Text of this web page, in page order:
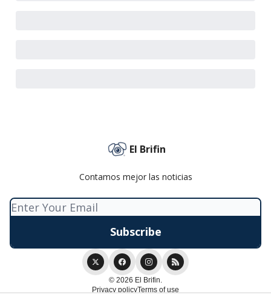
El Brifin
Contamos mejor las noticias
© 2026 El Brifin.
Privacy policyTerms of use